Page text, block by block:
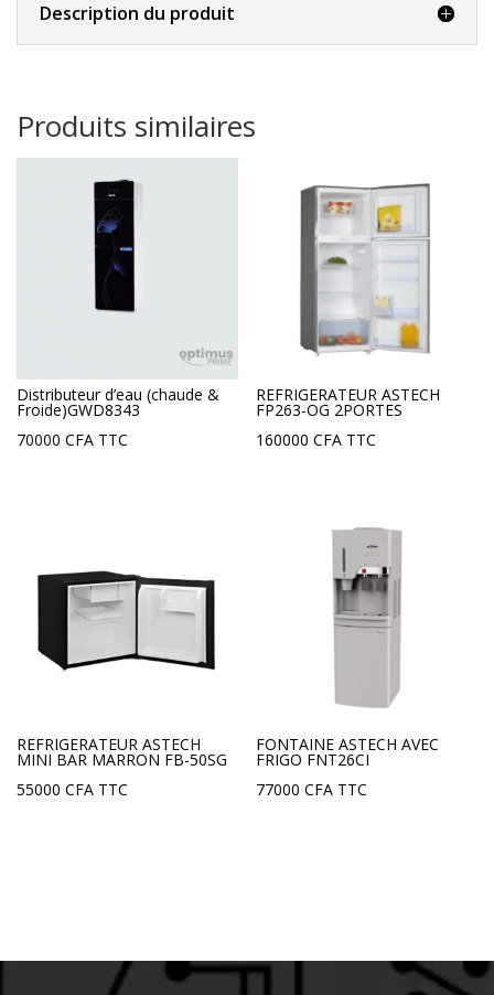
Description du produit
Produits similaires
Distributeur d’eau (chaude &
Froide)GWD8343
70000 CFA TTC
REFRIGERATEUR ASTECH
FP263-OG 2PORTES
160000CFA TTC
REFRIGERATEUR ASTECH
MINI BAR MARRON FB-50SG
55000 CFA TTC
FONTAINE ASTECH AVEC
FRIGO FNT26CI
77000CFA TTC